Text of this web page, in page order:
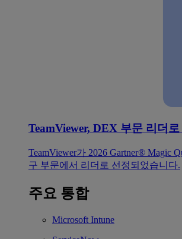
TeamViewer, DEX 부문 리더로
TeamViewer가 2026 Gartner® Magic
구 부문에서 리더로 선정되었습니다.
주요 통합
Microsoft Intune